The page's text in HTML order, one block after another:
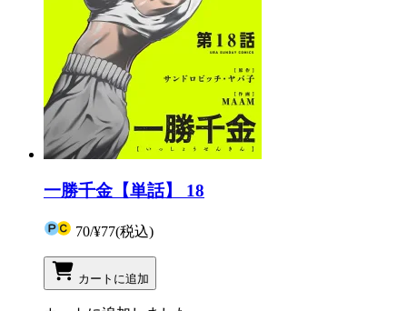
一勝千金【単話】 18
70/¥77(税込)
カートに追加